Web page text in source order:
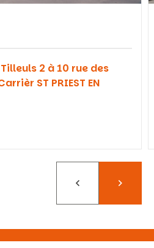
2 à 10 rue des
ST PRIEST EN
PrécédentSuivant